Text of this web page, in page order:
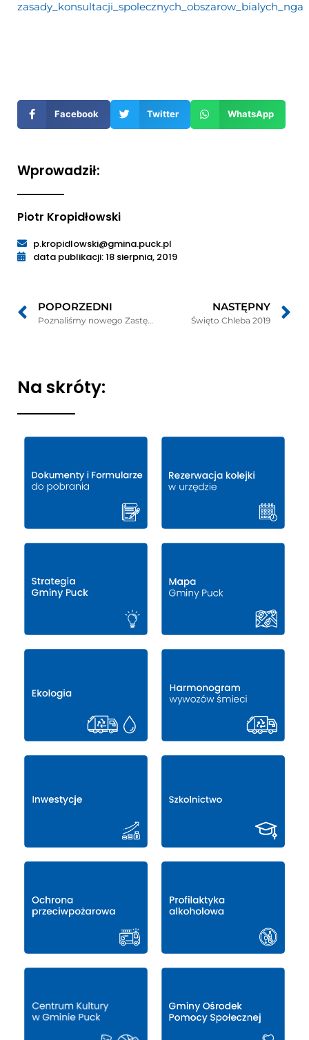
zasady_konsultacji_spolecznych_obszarow_bialych_nga
nowym
oknie
Facebook Twitter WhatsApp
Wprowadził:
Piotr Kropidłowski
p.kropidlowski@gmina.puck.pl
data publikacji: 18 sierpnia, 2019
POPORZEDNI
Poznaliśmy nowego Zastępcę Wójta Gminy Puck
NASTĘPNY
Święto Chleba 2019
Na skróty: